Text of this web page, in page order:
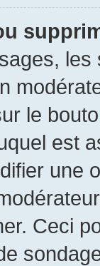
le
est
une
Ceci